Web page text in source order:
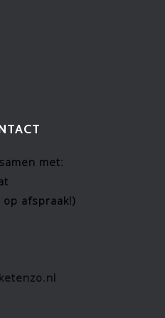
met:
afspraak!)